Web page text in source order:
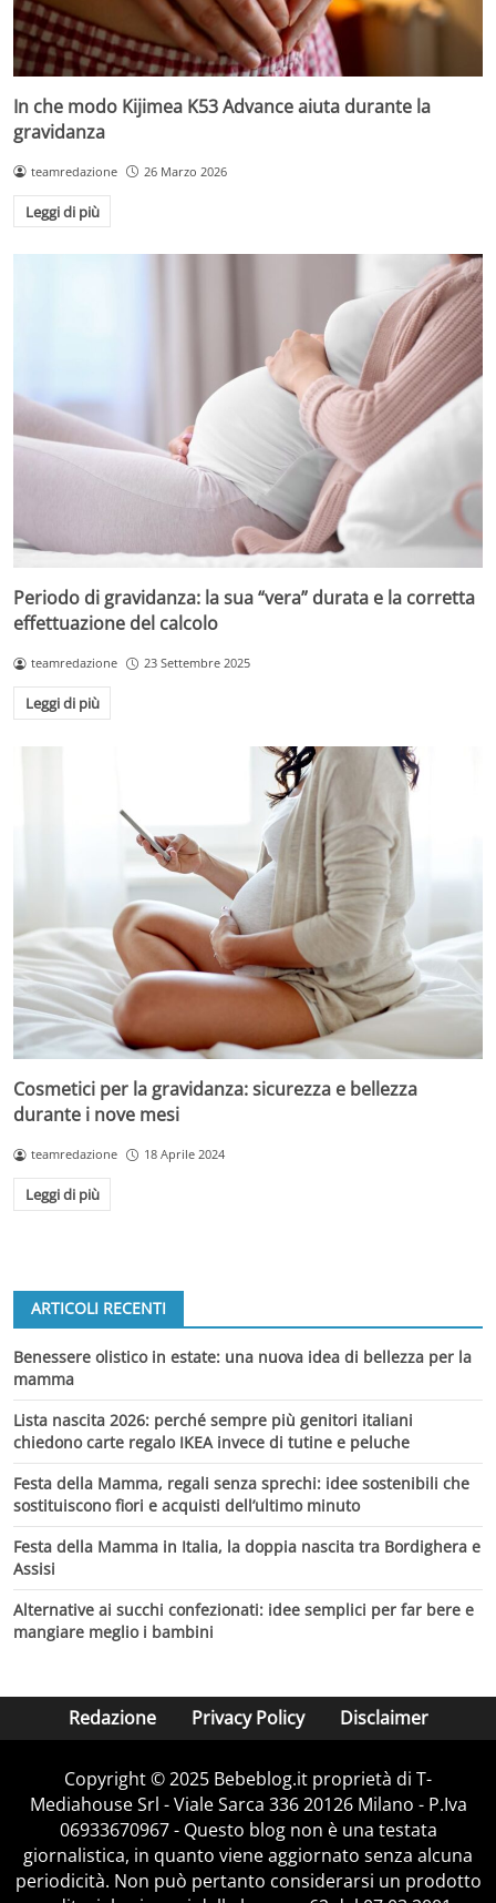
In che modo Kijimea K53 Advance aiuta durante la
gravidanza
teamredazione 26 Marzo 2026
Leggi di più
Periodo di gravidanza: la sua “vera” durata e la corretta
effettuazione del calcolo
teamredazione 23 Settembre 2025
Leggi di più
Cosmetici per la gravidanza: sicurezza e bellezza
durante i nove mesi
teamredazione 18 Aprile 2024
Leggi di più
ARTICOLI RECENTI
Benessere olistico in estate: una nuova idea di bellezza per la
mamma
Lista nascita 2026: perché sempre più genitori italiani
chiedono carte regalo IKEA invece di tutine e peluche
Festa della Mamma, regali senza sprechi: idee sostenibili che
sostituiscono fiori e acquisti dell’ultimo minuto
Festa della Mamma in Italia, la doppia nascita tra Bordighera e
Assisi
Alternative ai succhi confezionati: idee semplici per far bere e
mangiare meglio i bambini
Redazione Privacy Policy Disclaimer
Copyright © 2025 Bebeblog.it proprietà di T-
Mediahouse Srl - Viale Sarca 336 20126 Milano - P.Iva
06933670967 - Questo blog non è una testata
giornalistica, in quanto viene aggiornato senza alcuna
periodicità. Non può pertanto considerarsi un prodotto